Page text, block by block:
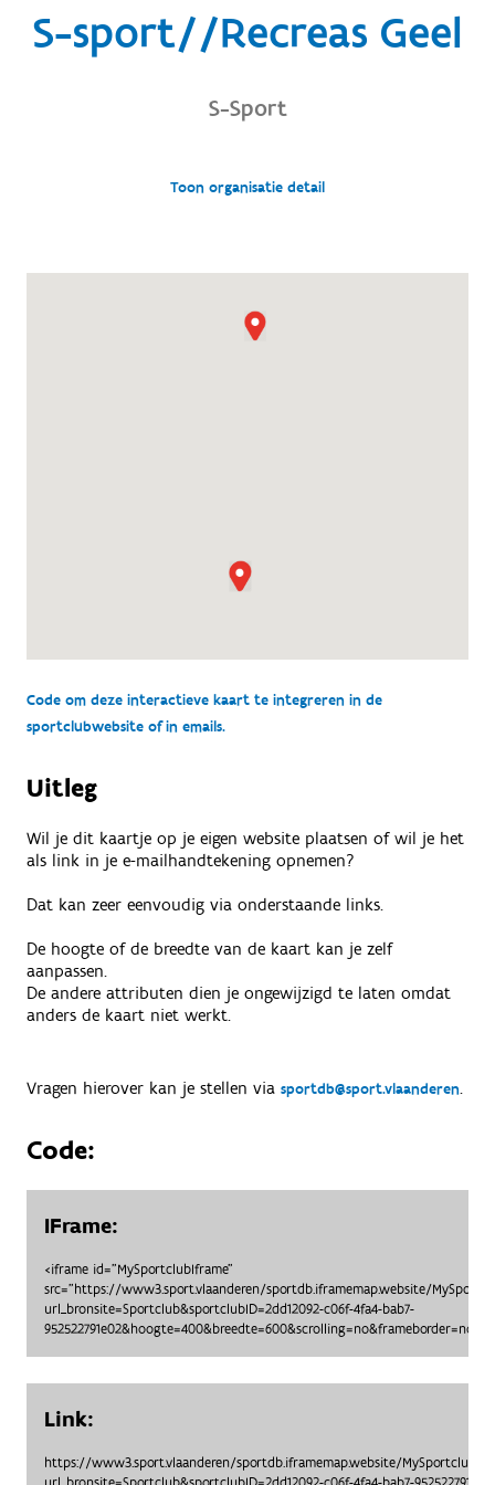
S-sport//Recreas Geel
S-Sport
Toon organisatie detail
Code om deze interactieve kaart te integreren in de
sportclubwebsite of in emails.
Uitleg
Wil je dit kaartje op je eigen website plaatsen of wil je het
als link in je e-mailhandtekening opnemen?
Dat kan zeer eenvoudig via onderstaande links.
De hoogte of de breedte van de kaart kan je zelf
aanpassen.
De andere attributen dien je ongewijzigd te laten omdat
anders de kaart niet werkt.
Vragen hierover kan je stellen via sportdb@sport.vlaanderen.
Code:
IFrame:
<iframe id="MySportclubIframe"
src="https://www3.sport.vlaanderen/sportdb.iframemap.website/
url_bronsite=Sportclub&sportclubID=2dd12092-c06f-4fa4-bab7-
952522791e02&hoogte=400&breedte=600&scrolling=no&frameborder=no">
Link:
https://www3.sport.vlaanderen/sportdb.iframemap.website/